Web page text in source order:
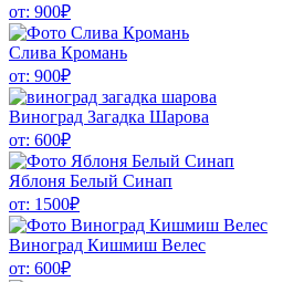
от: 900₽
Слива Кромань
от: 900₽
Виноград Загадка Шарова
от: 600₽
Яблоня Белый Синап
от: 1500₽
Виноград Кишмиш Велес
от: 600₽